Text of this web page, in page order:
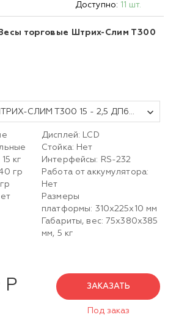
Доступно: 11 шт.
Весы торговые Штрих-Слим Т300
Весы торговые ШТРИХ-СЛИМ Т300 15 - 2,5 ДП6.1 (LCD, без акк, без стойки, без интерфейсов, размер платформы 310х225х10)
кг
гр
Дисплей: LCD
Стойка: Нет
Интерфейсы: RS-232
Работа от аккумулятора:
Нет
Размеры
платформы: 310х225х10 мм
Габариты, вес: 75х380х385
мм, 5 кг
Р ЗАКАЗАТЬ
Под заказ